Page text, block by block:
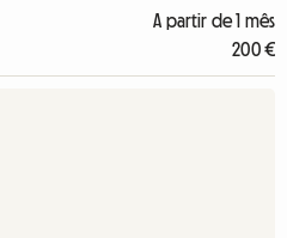
A partir de 1 mês
200 €